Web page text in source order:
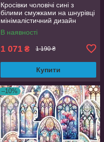
Кросівки чоловічі сині з
білими смужками на шнурівці
мінімалістичний дизайн
розмір 44 (EU 43.5, стелька
27.5 см)
В наявності
1 071 ₴ 1 190 ₴
Купити
–10%